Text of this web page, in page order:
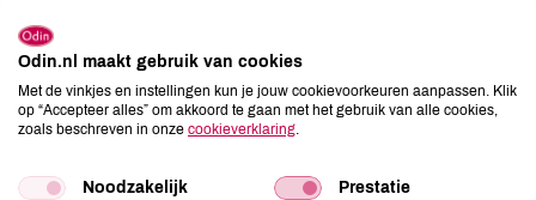
40 ml olijfolie
zout
25 g geschaafde amandelen
Odin.nl maakt gebruik van cookies
Met de vinkjes en instellingen kun je jouw cookievoorkeuren aanpassen. Klik
op “Accepteer alles” om akkoord te gaan met het gebruik van alle cookies,
zoals beschreven in onze cookieverklaring
Noodzakelijk Prestatie